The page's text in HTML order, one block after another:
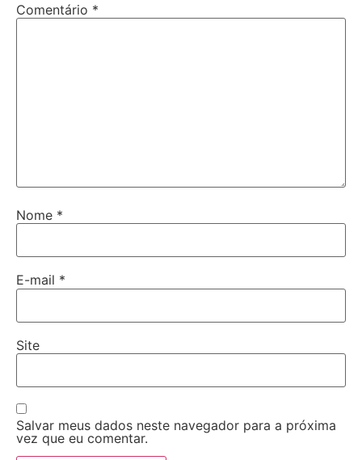
Comentário *
Nome *
E-mail *
Site
Salvar meus dados neste navegador para a próxima
vez que eu comentar.